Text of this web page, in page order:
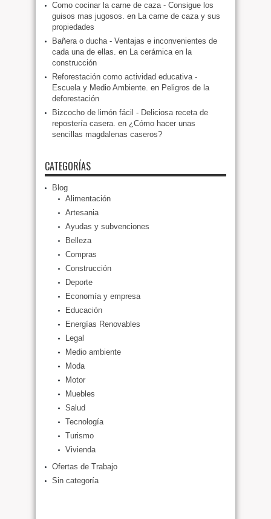
Como cocinar la carne de caza - Consigue los
guisos mas jugosos. en La carne de caza y sus
propiedades
Bañera o ducha - Ventajas e inconvenientes de
cada una de ellas. en La cerámica en la
construcción
Reforestación como actividad educativa -
Escuela y Medio Ambiente. en Peligros de la
deforestación
Bizcocho de limón fácil - Deliciosa receta de
repostería casera. en ¿Cómo hacer unas
sencillas magdalenas caseros?
CATEGORÍAS
Blog
Alimentación
Artesania
Ayudas y subvenciones
Belleza
Compras
Construcción
Deporte
Economía y empresa
Educación
Energías Renovables
Legal
Medio ambiente
Moda
Motor
Muebles
Salud
Tecnología
Turismo
Vivienda
Ofertas de Trabajo
Sin categoría